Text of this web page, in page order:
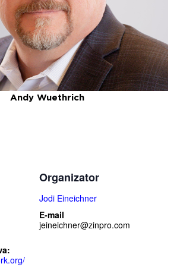
Andy Wuethrich
Organizator
Jodi Eineichner
E-mail
jeineichner@zinpro.com